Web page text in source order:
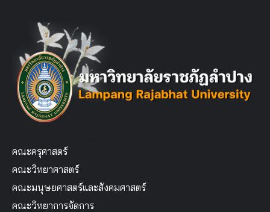
คณะครุศาสตร์
คณะวิทยาศาสตร์
คณะมนุษยศาสตร์และสังคมศาสตร์
คณะวิทยาการจัดการ